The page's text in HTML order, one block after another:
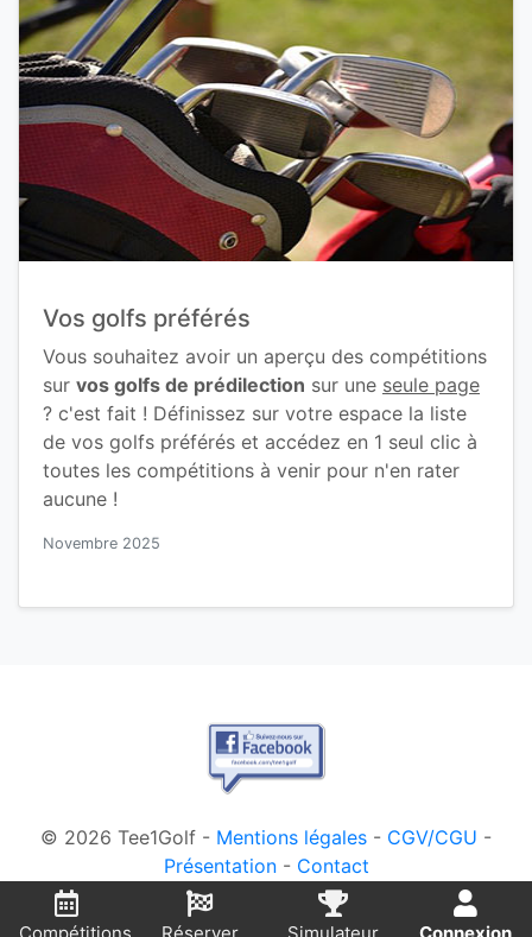
Vos golfs préférés
Vous souhaitez avoir un aperçu des compétitions
sur vos golfs de prédilection sur une seule page
? c'est fait ! Définissez sur votre espace la liste
de vos golfs préférés et accédez en 1 seul clic à
toutes les compétitions à venir pour n'en rater
aucune !
Novembre 2025
© 2026 Tee1Golf - Mentions légales - CGV/CGU -
Présentation- Contact